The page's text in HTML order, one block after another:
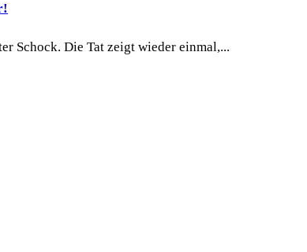
Schock. Die Tat zeigt wieder einmal,...